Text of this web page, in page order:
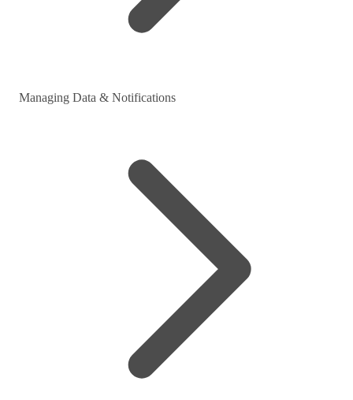
Managing Data & Notifications